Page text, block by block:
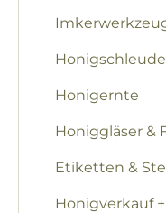
Honigernte
Honiggläser &
Etiketten &
Honigverkauf